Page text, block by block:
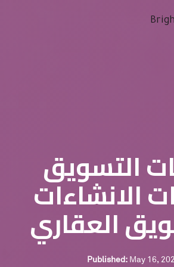
التسويق
الانشاءات
العقاري
Published: May 16,